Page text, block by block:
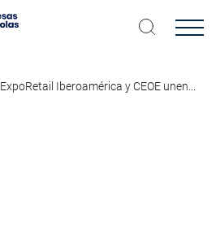
ExpoRetail Iberoamérica y CEOE unen...